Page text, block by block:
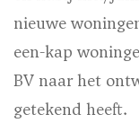
nieuwe
een-kap
BV naar het
getekend heeft.